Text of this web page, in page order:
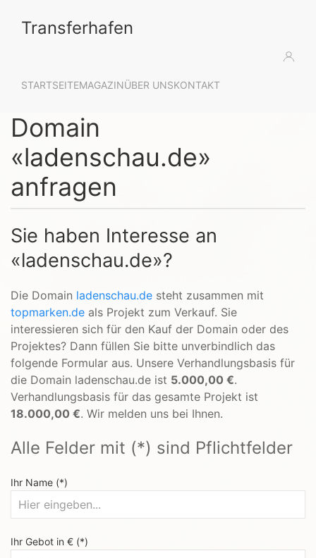
Transferhafen
STARTSEITEMAGAZINÜBER UNSKONTAKT
Domain
«ladenschau.de»
anfragen
Sie haben Interesse an
«ladenschau.de»?
Die Domain ladenschau.de steht zusammen mit
topmarken.de als Projekt zum Verkauf. Sie
interessieren sich für den Kauf der Domain oder des
Projektes? Dann füllen Sie bitte unverbindlich das
folgende Formular aus. Unsere Verhandlungsbasis für
die Domain ladenschau.de ist 5.000,00 €.
Verhandlungsbasis für das gesamte Projekt ist
18.000,00 €. Wir melden uns bei Ihnen.
Alle Felder mit (*) sind Pflichtfelder
Ihr Name (*)
Ihr Gebot in € (*)